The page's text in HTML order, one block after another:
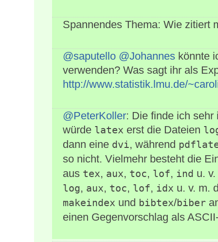
Spannendes Thema: Wie zitiert
@saputello @Johannes könnte
verwenden? Was sagt ihr als
http://www.statistik.lmu.de/
@PeterKoller: Die finde ich
würde latex erst die Dateien
dann eine dvi, während
so nicht. Vielmehr besteht die
aus tex, aux, toc, lof, ind u.
log, aux, toc, lof, idx u. v. m.
makeindex und bibtex/biber
einen Gegenvorschlag als